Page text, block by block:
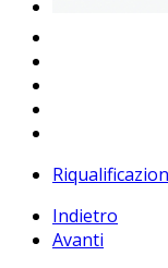
Indietro
Avanti